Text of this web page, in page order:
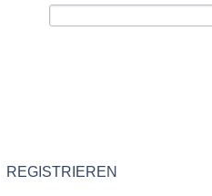
REGISTRIEREN